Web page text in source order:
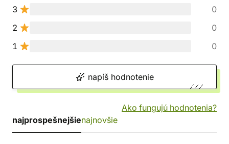
3
0
2
0
1
0
napíš hodnotenie
Ako fungujú hodnotenia?
najprospešnejšienajnovšie